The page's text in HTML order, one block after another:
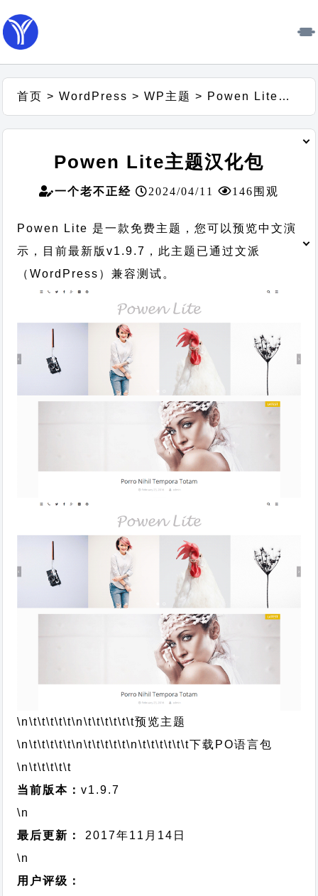
首页 >WordPress >WP主题 > Powen Lite主题汉化包
Powen Lite主题汉化包
一个老不正经 2024/04/11 146围观
Powen Lite 是一款免费主题，您可以预览中文演
示，目前最新版v1.9.7，此主题已通过文派
（WordPress）兼容测试。
\n\t\t\t\t\t\n\t\t\t\t\t\t预览主题
\n\t\t\t\t\t\n\t\t\t\t\t\n\t\t\t\t\t\t下载PO语言包
\n\t\t\t\t\t
当前版本：v1.9.7
\n
最后更新：
2017年11月14日
\n
用户评级：